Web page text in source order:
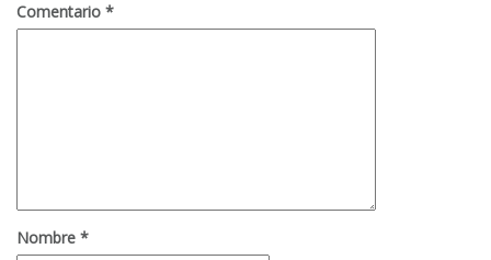
Comentario *
Nombre *